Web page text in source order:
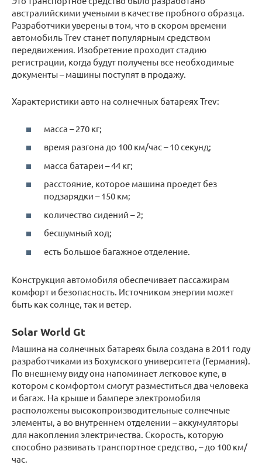
австралийскими учеными в качестве пробного образца.
Разработчики уверены в том, что в скором времени
автомобиль Trev станет популярным средством
передвижения. Изобретение проходит стадию
регистрации, когда будут получены все необходимые
документы – машины поступят в продажу.
Характеристики авто на солнечных батареях Trev:
масса – 270 кг;
время разгона до 100 км/час – 10 секунд;
масса батареи – 44 кг;
расстояние, которое машина проедет без
подзарядки – 150 км;
количество сидений – 2;
бесшумный ход;
есть большое багажное отделение.
Конструкция автомобиля обеспечивает пассажирам
комфорт и безопасность. Источником энергии может
быть как солнце, так и ветер.
Solar World Gt
Машина на солнечных батареях была создана в 2011 году
разработчиками из Бохумского университета (Германия).
По внешнему виду она напоминает легковое купе, в
котором с комфортом смогут разместиться два человека
и багаж. На крыше и бампере электромобиля
расположены высокопроизводительные солнечные
элементы, а во внутреннем отделении – аккумуляторы
для накопления электричества. Скорость, которую
способно развивать транспортное средство, – до 100 км/
час.